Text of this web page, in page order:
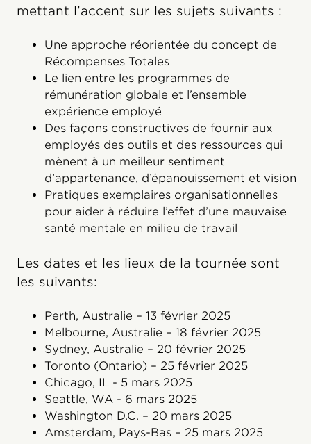
mettant l’accent sur les sujets suivants :
Une approche réorientée du concept de
Récompenses Totales
Le lien entre les programmes de
rémunération globale et l’ensemble
expérience employé
Des façons constructives de fournir aux
employés des outils et des ressources qui
mènent à un meilleur sentiment
d’appartenance, d’épanouissement et vision
Pratiques exemplaires organisationnelles
pour aider à réduire l’effet d’une mauvaise
santé mentale en milieu de travail
Les dates et les lieux de la tournée sont
les suivants:
Perth, Australie – 13 février 2025
Melbourne, Australie – 18 février 2025
Sydney, Australie – 20 février 2025
Toronto (Ontario) – 25 février 2025
Chicago, IL - 5 mars 2025
Seattle, WA - 6 mars 2025
Washington D.C. – 20 mars 2025
Amsterdam, Pays-Bas – 25 mars 2025